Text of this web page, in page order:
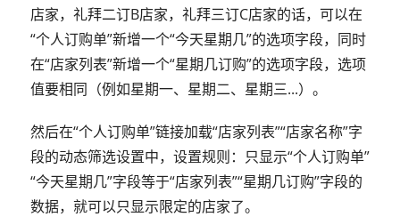
店家，礼拜二订B店家，礼拜三订C店家的话，可以在
“个人订购单”新增一个“今天星期几”的选项字段，同时
在“店家列表”新增一个“星期几订购”的选项字段，选项
值要相同（例如星期一、星期二、星期三...）。
然后在“个人订购单”链接加载“店家列表”“店家名称”字
段的动态筛选设置中，设置规则：只显示“个人订购单”
“今天星期几”字段等于“店家列表”“星期几订购”字段的
数据，就可以只显示限定的店家了。